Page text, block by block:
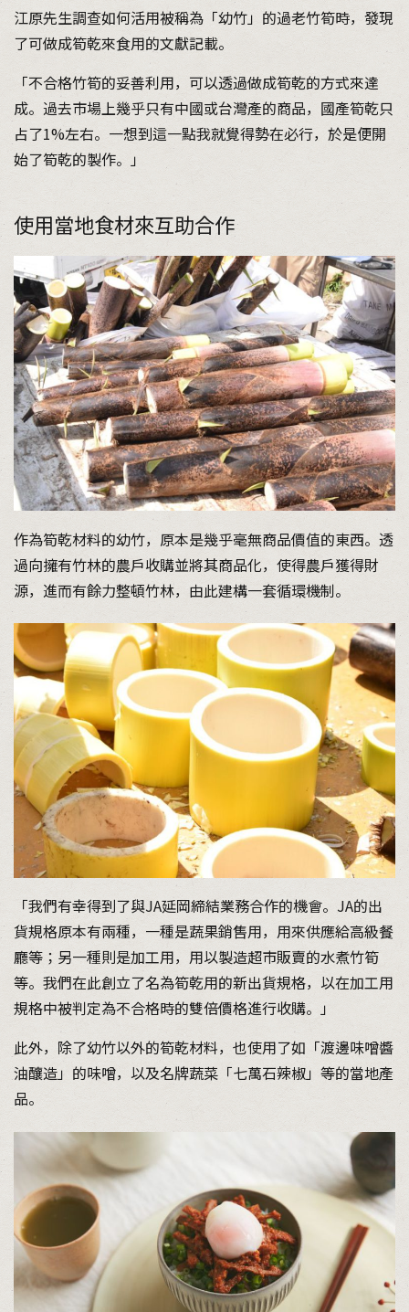
江原先生調查如何活用被稱為「幼竹」的過老竹筍時，發現
了可做成筍乾來食用的文獻記載。
「不合格竹筍的妥善利用，可以透過做成筍乾的方式來達
成。過去市場上幾乎只有中國或台灣產的商品，國產筍乾只
占了1%左右。一想到這一點我就覺得勢在必行，於是便開
始了筍乾的製作。」
使用當地食材來互助合作
作為筍乾材料的幼竹，原本是幾乎毫無商品價值的東西。透
過向擁有竹林的農戶收購並將其商品化，使得農戶獲得財
源，進而有餘力整頓竹林，由此建構一套循環機制。
「我們有幸得到了與JA延岡締結業務合作的機會。JA的出
貨規格原本有兩種，一種是蔬果銷售用，用來供應給高級餐
廳等；另一種則是加工用，用以製造超市販賣的水煮竹筍
等。我們在此創立了名為筍乾用的新出貨規格，以在加工用
規格中被判定為不合格時的雙倍價格進行收購。」
此外，除了幼竹以外的筍乾材料，也使用了如「渡邊味噌醬
油釀造」的味噌，以及名牌蔬菜「七萬石辣椒」等的當地產
品。